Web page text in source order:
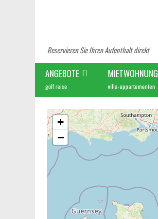
Reservieren Sie Ihren Aufenthalt direkt
ANGEBOTE
golf reise
MIETWOHNUNG
villa-appartementen
+
−